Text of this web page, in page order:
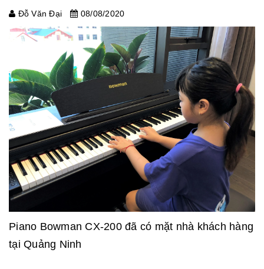
Đỗ Văn Đại 08/08/2020
Piano Bowman CX-200 đã có mặt nhà khách hàng
tại Quảng Ninh